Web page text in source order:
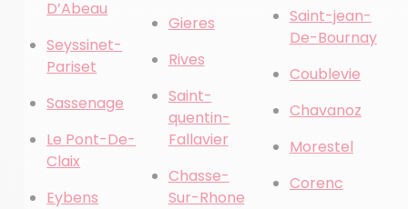
D’Abeau
Seyssinet-
Pariset
Sassenage
Le Pont-De-
Claix
Eybens
Gieres
Rives
Saint-
quentin-
Fallavier
Chasse-
Sur-Rhone
Saint-jean-
De-Bournay
Coublevie
Chavanoz
Morestel
Corenc